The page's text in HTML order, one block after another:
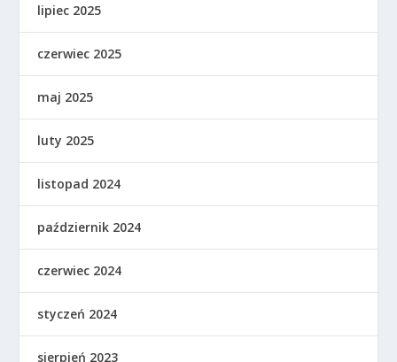
lipiec 2025
czerwiec 2025
maj 2025
luty 2025
listopad 2024
październik 2024
czerwiec 2024
styczeń 2024
sierpień 2023